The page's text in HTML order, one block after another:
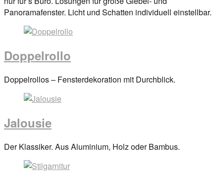
29.
By
Panoramafenster. Licht und Schatten individuell einstellbar.
Doppelrollo
Posted
2017By
Doppelrollos – Fensterdekoration mit Durchblick.
Jalousie
Posted
Der Klassiker. Aus Aluminium, Holz oder Bambus.